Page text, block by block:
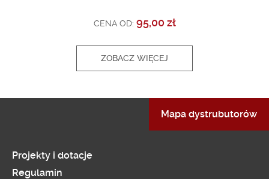
CENA OD: 95,00 zł
ZOBACZ WIĘCEJ
Mapa dystrubutorów
Projekty i dotacje
Regulamin